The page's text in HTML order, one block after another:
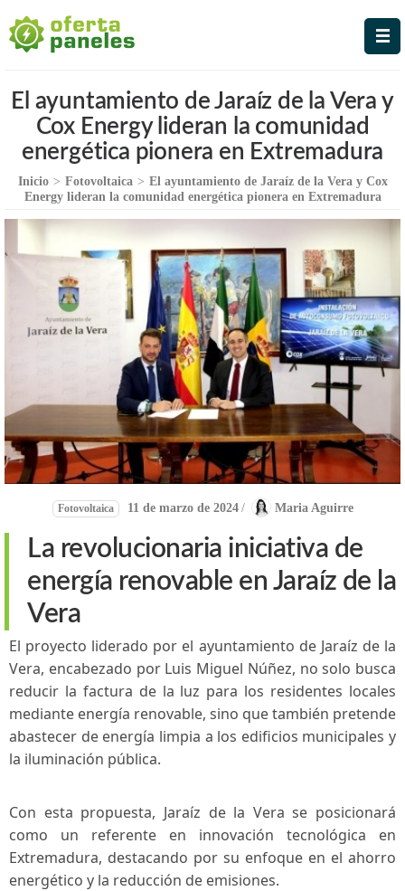
Oferta Paneles
La Mejor Oferta en Paneles
Solares
El ayuntamiento de Jaraíz de la Vera y
Cox Energy lideran la comunidad
energética pionera en Extremadura
Inicio > Fotovoltaica > El ayuntamiento de Jaraíz de la Vera y Cox
Energy lideran la comunidad energética pionera en Extremadura
Fotovoltaica 11 de marzo de 2024 / Maria Aguirre
La revolucionaria iniciativa de
energía renovable en Jaraíz⁣ de la
Vera
El proyecto‍ liderado por el‌ ayuntamiento‌ de Jaraíz de​ la
‌Vera, encabezado⁢ por Luis Miguel‍ Núñez, no solo busca
reducir la factura de la luz ‍para ⁢los residentes ‍locales
mediante energía‍ renovable, sino que también pretende
abastecer de energía limpia a los edificios municipales y
la iluminación pública.
Con esta propuesta, Jaraíz de la Vera se posicionará
como ‍un referente en innovación tecnológica en‍
Extremadura,‍ destacando por ⁢su enfoque en el ahorro
energético y la reducción de emisiones.